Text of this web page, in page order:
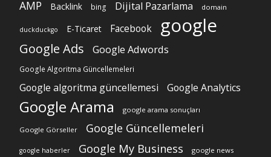
AMP Backlink bing Dijital Pazarlama domain
duckduckgo E-Ticaret Facebook google
Google Ads Google Adwords
Google Algoritma Güncellemeleri
Google algoritma güncellemesi Google Analytics
Google Arama google arama sonuçları
Google Görseller Google Güncellemeleri
google haberler Google My Business google news